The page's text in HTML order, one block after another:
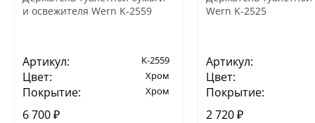
и освежителя Wern K-2559
Артикул: K-2559
Цвет: Хром
Покрытие: Хром
6 700 ₽
Wern K-2525
Артикул:
Цвет:
Покрытие:
2 720 ₽